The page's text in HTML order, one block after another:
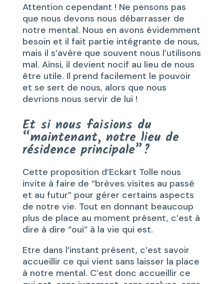
Attention cependant ! Ne pensons pas
que nous devons nous débarrasser de
notre mental. Nous en avons évidemment
besoin et il fait partie intégrante de nous,
mais il s’avère que souvent nous l’utilisons
mal. Ainsi, il devient nocif au lieu de nous
être utile. Il prend facilement le pouvoir
et se sert de nous, alors que nous
devrions nous servir de lui !
Et si nous faisions du
“maintenant, notre lieu de
résidence principale”?
Cette proposition d’Eckart Tolle nous
invite à faire de “brèves visites au passé
et au futur” pour gérer certains aspects
de notre vie. Tout en donnant beaucoup
plus de place au moment présent, c’est à
dire à dire “oui” à la vie qui est.
Etre dans l’instant présent, c’est savoir
accueillir ce qui vient sans laisser la place
à notre mental. C’est donc accueillir ce